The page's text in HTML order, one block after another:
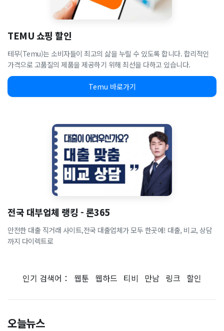
TEMU 쇼핑 할인
테무(Temu)는 소비자들이 최고의 삶을 누릴 수 있도록 합니다. 합리적인
가격으로 고품질의 제품을 제공하기 위해 최선을 다하고 있습니다.
Temu 바로가기
전국 대부업체 랭킹 - 론365
안전한 대출 직거래 사이트,전국 대출업체가 모두 한곳에! 대출, 비교, 상담
까지 다이렉트로
인기 검색어： 웹툰 웹하드 티비 만남 링크 할인
오늘뉴스